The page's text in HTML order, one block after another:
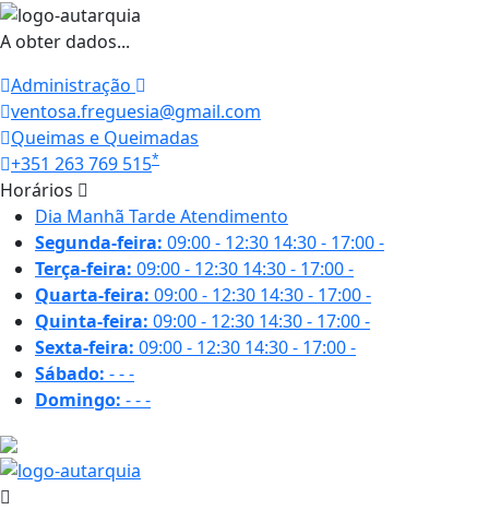
A obter dados...
Administração
ventosa.freguesia@gmail.com
Queimas e Queimadas
+351 263 769 515*
Horários
Dia Manhã TardeAtendimento
Segunda-feira: 09:00 - 12:30 14:30 - 17:00-
Terça-feira: 09:00 - 12:30 14:30 - 17:00-
Quarta-feira: 09:00 - 12:30 14:30 - 17:00-
Quinta-feira: 09:00 - 12:30 14:30 - 17:00-
Sexta-feira: 09:00 - 12:30 14:30 - 17:00-
Sábado: ---
Domingo: ---